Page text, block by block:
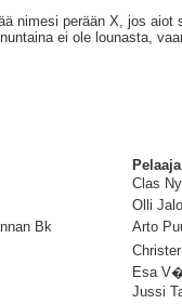
nimesi perään X, jos
ei ole lounasta,
Clas
Olli
Bk Arto
Esa
Jussi